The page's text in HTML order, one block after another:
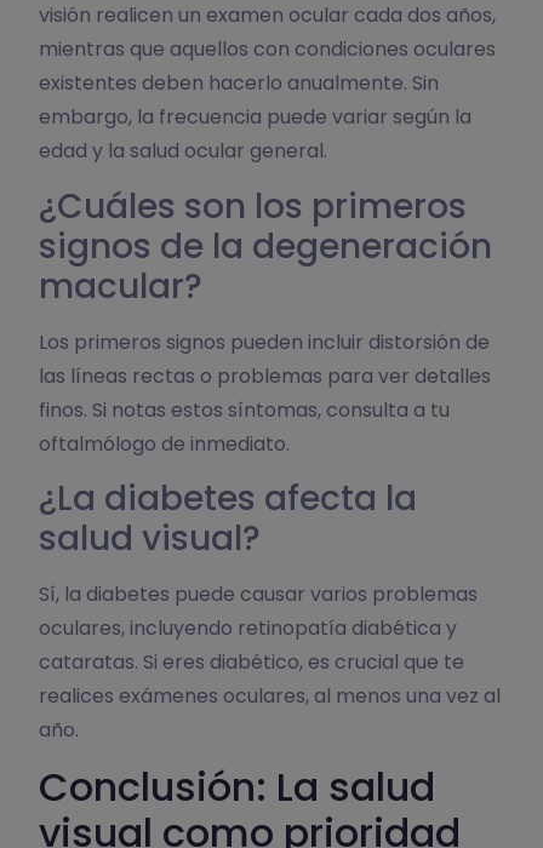
visión realicen un examen ocular cada dos años,
mientras que aquellos con condiciones oculares
existentes deben hacerlo anualmente. Sin
embargo, la frecuencia puede variar según la
edad y la salud ocular general.
¿Cuáles son los primeros
signos de la degeneración
macular?
Los primeros signos pueden incluir distorsión de
las líneas rectas o problemas para ver detalles
finos. Si notas estos síntomas, consulta a tu
oftalmólogo de inmediato.
¿La diabetes afecta la
salud visual?
Sí, la diabetes puede causar varios problemas
oculares, incluyendo retinopatía diabética y
cataratas. Si eres diabético, es crucial que te
realices exámenes oculares, al menos una vez al
año.
Conclusión: La salud
visual como prioridad